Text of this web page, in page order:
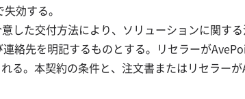
効する。
した交付方法により、ソリューションに関す
絡先を明記するものとする。リセラーが
る。本契約の条件と、注文書またはリセラー